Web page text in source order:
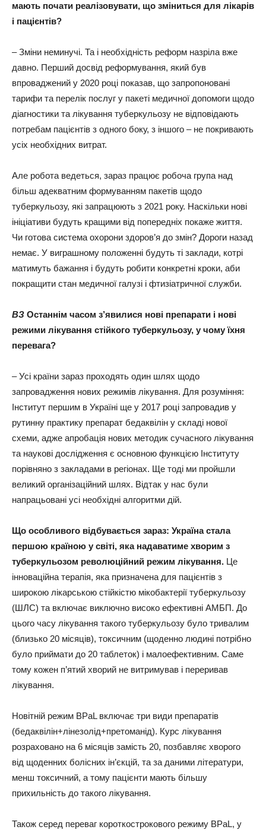
мають почати реалізовувати, що зміниться для лікарів
і пацієнтів?
– Зміни неминучі. Та і необхідність реформ назріла вже
давно. Перший досвід реформування, який був
впроваджений у 2020 році показав, що запропоновані
тарифи та перелік послуг у пакеті медичної допомоги щодо
діагностики та лікування туберкульозу не відповідають
потребам пацієнтів з одного боку, з іншого – не покривають
усіх необхідних витрат.
Але робота ведеться, зараз працює робоча група над
більш адекватним формуванням пакетів щодо
туберкульозу, які запрацюють з 2021 року. Наскільки нові
ініціативи будуть кращими від попередніх покаже життя.
Чи готова система охорони здоров’я до змін? Дороги назад
немає. У виграшному положенні будуть ті заклади, котрі
матимуть бажання і будуть робити конкретні кроки, аби
покращити стан медичної галузі і фтизіатричної служби.
ВЗ Останнім часом з’явилися нові препарати і нові
режими лікування стійкого туберкульозу, у чому їхня
перевага?
– Усі країни зараз проходять один шлях щодо
запровадження нових режимів лікування. Для розуміння:
Інститут першим в Україні ще у 2017 році запровадив у
рутинну практику препарат бедаквілін у складі нової
схеми, адже апробація нових методик сучасного лікування
та наукові дослідження є основною функцією Інституту
порівняно з закладами в регіонах. Ще тоді ми пройшли
великий організаційний шлях. Відтак у нас були
напрацьовані усі необхідні алгоритми дій.
Що особливого відбувається зараз: Україна стала
першою країною у світі, яка надаватиме хворим з
туберкульозом революційний режим лікування. Це
інноваційна терапія, яка призначена для пацієнтів з
широкою лікарською стійкістю мікобактерії туберкульозу
(ШЛС) та включає виключно високо ефективні АМБП. До
цього часу лікування такого туберкульозу було тривалим
(близько 20 місяців), токсичним (щоденно людині потрібно
було приймати до 20 таблеток) і малоефективним. Саме
тому кожен п’ятий хворий не витримував і переривав
лікування.
Новітній режим BPaL включає три види препаратів
(бедаквілін+лінезолід+претоманід). Курс лікування
розраховано на 6 місяців замість 20, позбавляє хворого
від щоденних болісних ін’єкцій, та за даними літератури,
менш токсичний, а тому пацієнти мають більшу
прихильність до такого лікування.
Також серед переваг короткострокового режиму BPaL, у